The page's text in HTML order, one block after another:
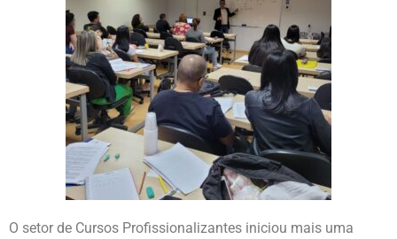
O setor de Cursos Profissionalizantes iniciou mais uma